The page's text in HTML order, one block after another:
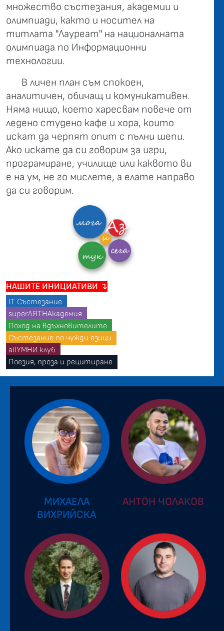
множество състезания, академии и
олимпиади, както и носител на
титлата "Лауреат" на националната
олимпиада по Информационни
технологии.
В личен план съм спокоен,
аналитичен, обичащ и комуникативен.
Няма нищо, което харесвам повече от
ледено студено кафе и хора, които
искат да черпят опит с пълни шепи.
Ако искате да си говорим за игри,
програмиране, училище или каквото ви
е на ум, не го мислете, а елате направо
да си говорим.
НАШИТЕ ИНИЦИАТИВИ ↴
IT Състезание
superЛЯТНАкадемия
Поход на вдъхновителите
Състезание по чужди езици
allУМНИ.клуб
Поезия, проза и рецитиране
МИХАЕЛА
ВИХРИЙСКА
АНТОН ЧОЛАКОВ